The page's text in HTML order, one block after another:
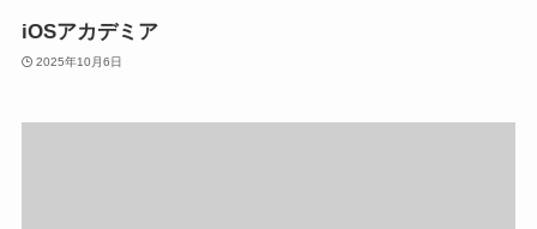
iOSアカデミア
2025年10月6日